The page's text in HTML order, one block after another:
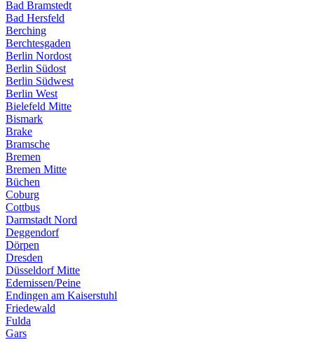
Bad Bramstedt
Bad Hersfeld
Berching
Berchtesgaden
Berlin Nordost
Berlin Südost
Berlin Südwest
Berlin West
Bielefeld Mitte
Bismark
Brake
Bramsche
Bremen
Bremen Mitte
Büchen
Coburg
Cottbus
Darmstadt Nord
Deggendorf
Dörpen
Dresden
Düsseldorf Mitte
Edemissen/Peine
Endingen am Kaiserstuhl
Friedewald
Fulda
Gars